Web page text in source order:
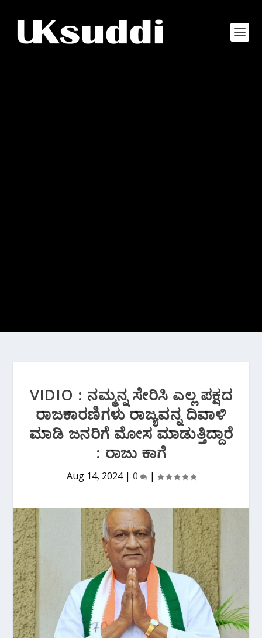
VIDIO : ನಮ್ಮನ್ನ ಸೇರಿಸಿ ಎಲ್ಲ ಪಕ್ಷದ
ರಾಜಕಾರಣಿಗಳು ರಾಜ್ಯವನ್ನ ದಿವಾಳಿ
ಮಾಡಿ ಜನರಿಗೆ ಮೋಸ ಮಾಡುತ್ತಿದ್ದಾರೆ
: ರಾಜು ಕಾಗೆ
Aug 14, 2024| 0 |